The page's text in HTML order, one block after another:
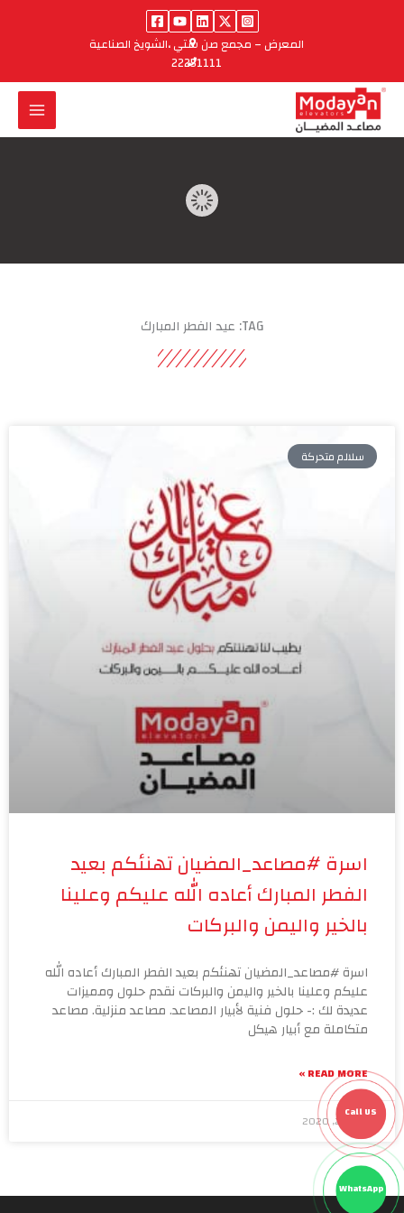
المعرض – مجمع صن ستي ،الشويخ الصناعية
22251111
TAG: عيد الفطر المبارك
سلالم متحركة
اسرة #مصاعد_المضيان تهنئكم بعيد
الفطر المبارك أعاده الله عليكم وعلينا
بالخير واليمن والبركات
اسرة #مصاعد_المضيان تهنئكم بعيد الفطر المبارك أعاده الله
عليكم وعلينا بالخير واليمن والبركات نقدم حلول ومميزات
عديدة لك :- حلول فنية لأبيار المصاعد. مصاعد منزلية. مصاعد
متكاملة مع أبيار هيكل
READ MORE »
مايو 23, 2020
Call US
WhatsApp